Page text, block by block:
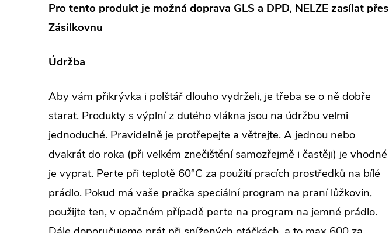
Pro tento produkt je možná doprava GLS a DPD, NELZE zasílat přes
Zásilkovnu
Údržba
Aby vám přikrývka i polštář dlouho vydrželi, je třeba se o ně dobře
starat. Produkty s výplní z dutého vlákna jsou na údržbu velmi
jednoduché. Pravidelně je protřepejte a větrejte. A jednou nebo
dvakrát do roka (při velkém znečištění samozřejmě i častěji) je vhodné
je vyprat. Perte při teplotě 60°C za použití pracích prostředků na bílé
prádlo. Pokud má vaše pračka speciální program na praní lůžkovin,
použijte ten, v opačném případě perte na program na jemné prádlo.